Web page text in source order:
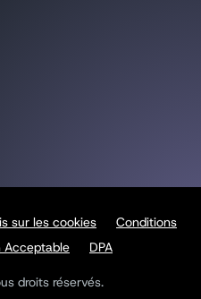
droits réservés.
sur les cookies
Conditions
Acceptable DPA